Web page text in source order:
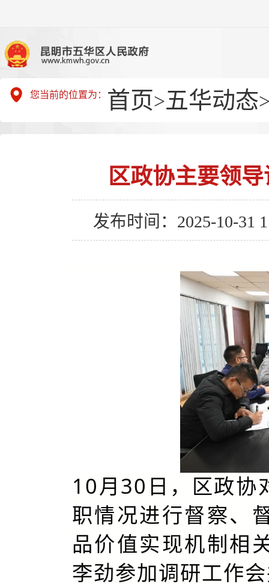
您当前的位置为： 首页>五华动态
区政协主要领
发布时间：2025-10-31
10月30日，区政协
职情况进行督察、
品价值实现机制相
李劲参加调研工作